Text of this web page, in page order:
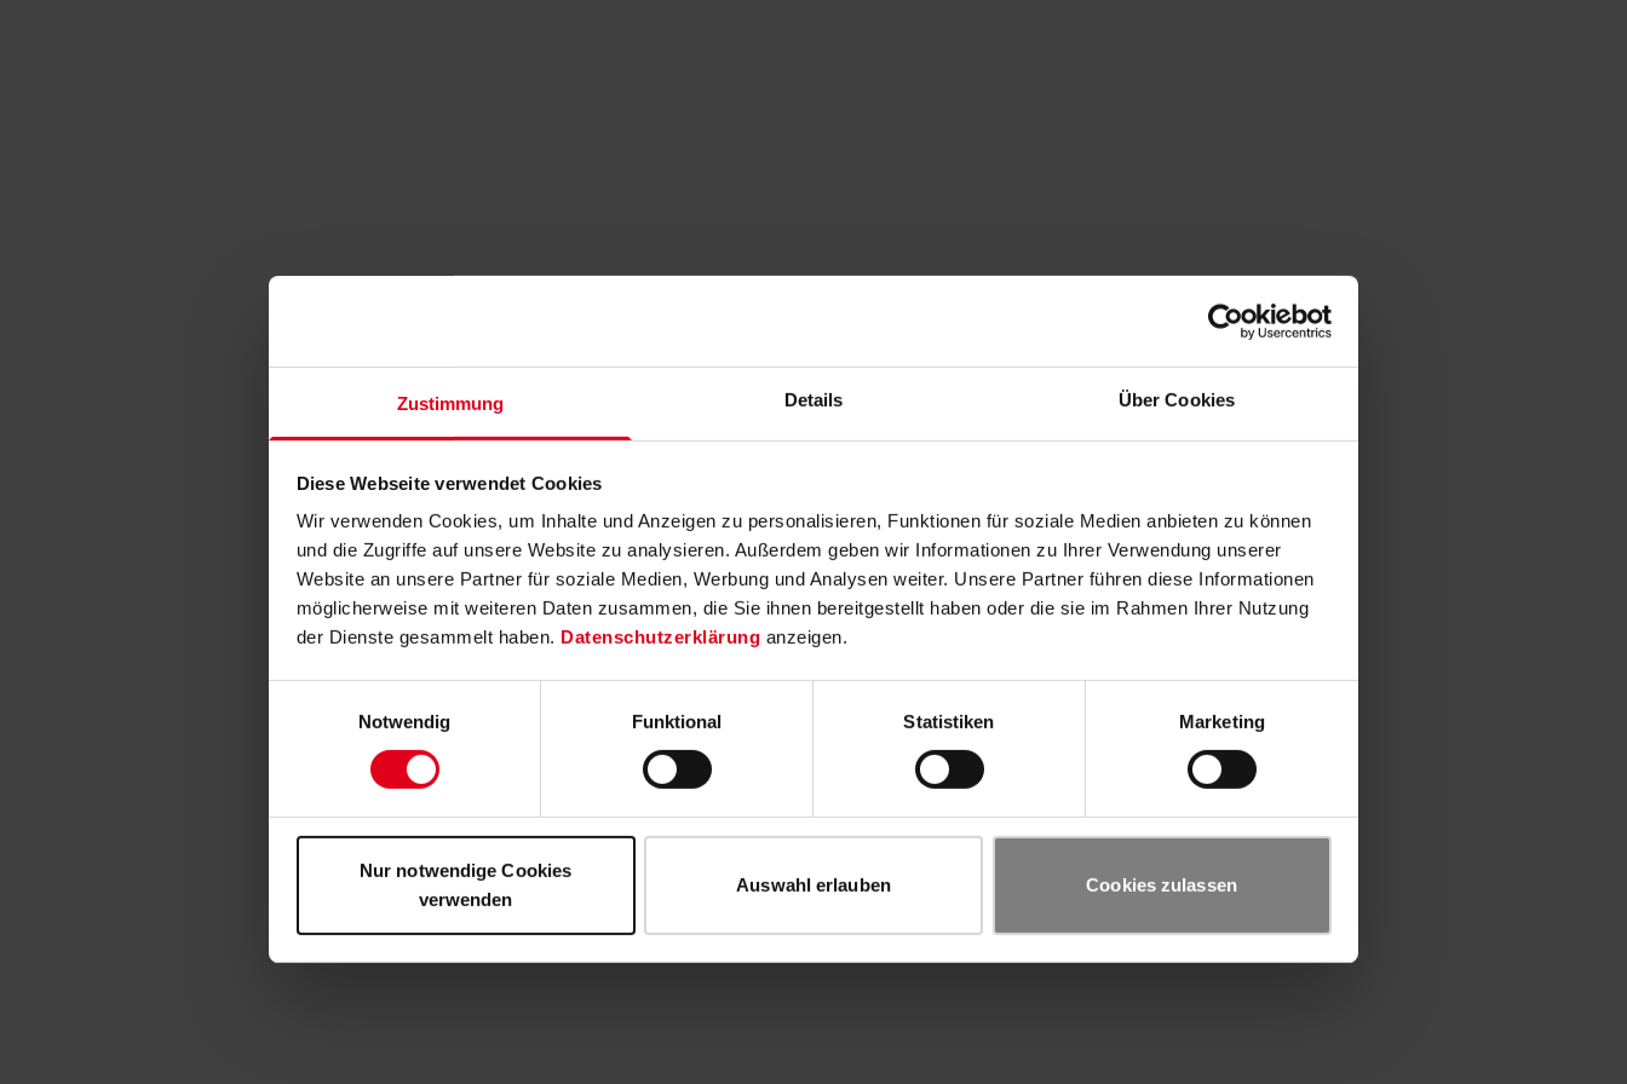
Zustimmung Details Über Cookies
Diese Webseite verwendet Cookies
Wir verwenden Cookies, um Inhalte und Anzeigen zu personalisieren, Funktionen für soziale Medien anbieten zu können
und die Zugriffe auf unsere Website zu analysieren. Außerdem geben wir Informationen zu Ihrer Verwendung unserer
Website an unsere Partner für soziale Medien, Werbung und Analysen weiter. Unsere Partner führen diese Informationen
möglicherweise mit weiteren Daten zusammen, die Sie ihnen bereitgestellt haben oder die sie im Rahmen Ihrer Nutzung
der Dienste gesammelt haben. Datenschutzerklärung anzeigen.
Notwendig
Funktional Statistiken Marketing
Nur notwendige Cookies
verwenden
Auswahl erlauben Cookies zulassen